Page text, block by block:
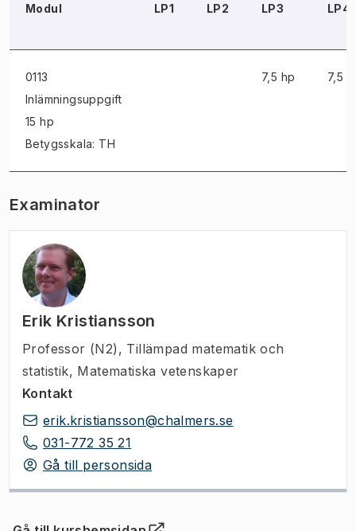
Modul LP1 LP2 LP3 LP4
0113
Inlämningsuppgift
15 hp
Betygsskala: TH
7,5 hp 7,5
Examinator
Erik Kristiansson
Professor (N2) , Tillämpad matematik och
statistik, Matematiska vetenskaper
Kontakt
erik.kristiansson@chalmers.se
031-772 35 21
Gå till personsida